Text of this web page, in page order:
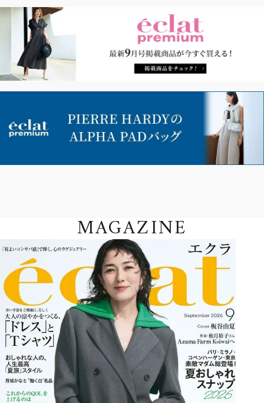
MAGAZINE